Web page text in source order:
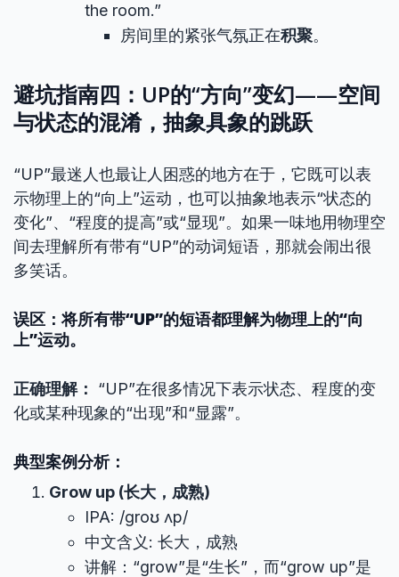
the room.”
房间里的紧张气氛正在积聚。
避坑指南四：UP的“方向”变幻——空间
与状态的混淆，抽象具象的跳跃
“UP”最迷人也最让人困惑的地方在于，它既可以表
示物理上的“向上”运动，也可以抽象地表示“状态的
变化”、“程度的提高”或“显现”。如果一味地用物理空
间去理解所有带有“UP”的动词短语，那就会闹出很
多笑话。
误区：将所有带“UP”的短语都理解为物理上的“向
上”运动。
正确理解：
“UP”在很多情况下表示状态、程度的变
化或某种现象的“出现”和“显露”。
典型案例分析：
Grow up (长大，成熟)
IPA: /ɡroʊ ʌp/
中文含义: 长大，成熟
讲解：“grow”是“生长”，而“grow up”是